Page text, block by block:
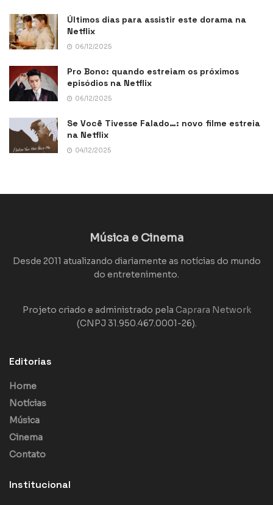
Últimos dias para assistir este dorama na
Netflix
06/12/2025
Pro Bono: quando estreiam os próximos
episódios na Netflix
06/12/2025
Se Você Tivesse Falado…: novo filme estreia
na Netflix
04/12/2025
Música e Cinema
Desde 2011 atualizando diariamente as notícias do mundo
do entretenimento.
Projeto criado e administrado pela Caprara Network
(CNPJ 31.950.467.0001-26).
Editorias
Home
Notícias
Música
Cinema
Contato
Institucional